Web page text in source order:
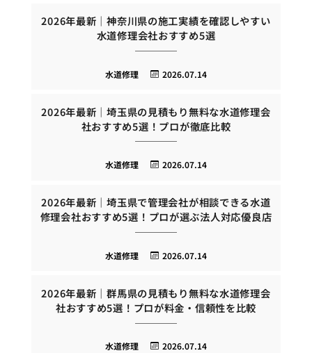
2026年最新｜神奈川県の施工実績を確認しやすい
水道修理会社おすすめ5選
2026.07.14
水道修理
2026年最新｜埼玉県の見積もり無料な水道修理会
社おすすめ5選！プロが徹底比較
2026.07.14
水道修理
2026年最新｜埼玉県で管理会社が相談できる水道
修理会社おすすめ5選！プロが選ぶ法人対応優良店
2026.07.14
水道修理
2026年最新｜群馬県の見積もり無料な水道修理会
社おすすめ5選！プロが料金・信頼性を比較
2026.07.14
水道修理